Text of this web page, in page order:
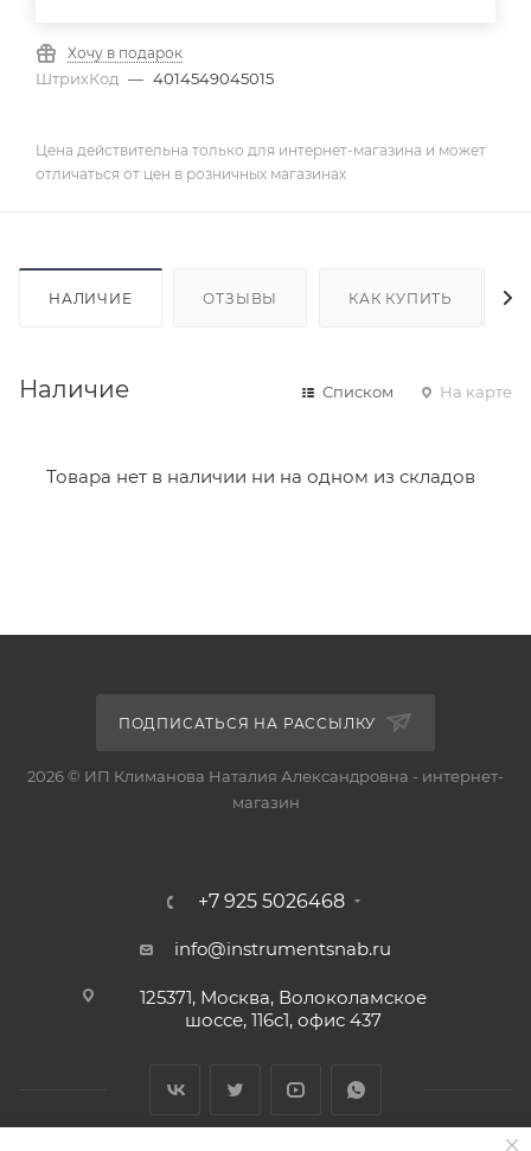
Хочу в подарок
ШтрихКод — 4014549045015
Цена действительна только для интернет-магазина и может
отличаться от цен в розничных магазинах
НАЛИЧИЕ ОТЗЫВЫ КАК КУПИТЬ
Наличие Списком На карте
Товара нет в наличии ни на одном из складов
ПОДПИСАТЬСЯ НА РАССЫЛКУ
2026 © ИП Климанова Наталия Александровна - интернет-
магазин
+7 925 5026468
info@instrumentsnab.ru
125371, Москва, Волоколамское
шоссе, 116с1, офис 437